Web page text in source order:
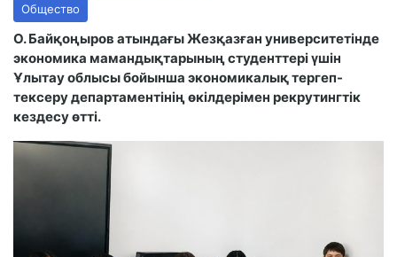
Общество
О. Байқоңыров атындағы Жезқазған университетінде
экономика мамандықтарының студенттері үшін
Ұлытау облысы бойынша экономикалық тергеп-
тексеру департаментінің өкілдерімен рекрутингтік
кездесу өтті.